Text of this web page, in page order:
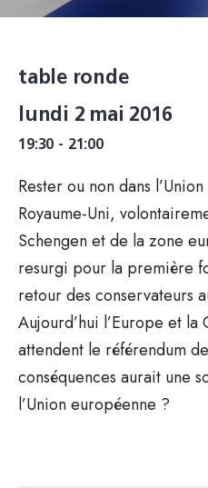
table ronde
lundi 2 mai 2016
19:30 - 21:00
Rester ou non dans
Royaume-Uni,
Schengen et de la zone
resurgi pour la première
retour des conservateurs
Aujourd’hui l’Europe et
attendent le référendum
conséquences aurait une
l’Union européenne ?